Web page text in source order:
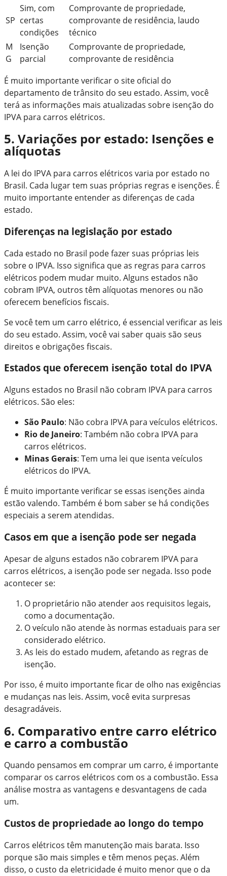
SP
Sim, com
certas
condições
Comprovante de propriedade,
comprovante de residência, laudo
técnico
M
G
Isenção
parcial
Comprovante de propriedade,
comprovante de residência
É muito importante verificar o site oficial do
departamento de trânsito do seu estado. Assim, você
terá as informações mais atualizadas sobre isenção do
IPVA para carros elétricos.
5. Variações por estado: Isenções e
alíquotas
A lei do IPVA para carros elétricos varia por estado no
Brasil. Cada lugar tem suas próprias regras e isenções. É
muito importante entender as diferenças de cada
estado.
Diferenças na legislação por estado
Cada estado no Brasil pode fazer suas próprias leis
sobre o IPVA. Isso significa que as regras para carros
elétricos podem mudar muito. Alguns estados não
cobram IPVA, outros têm alíquotas menores ou não
oferecem benefícios fiscais.
Se você tem um carro elétrico, é essencial verificar as leis
do seu estado. Assim, você vai saber quais são seus
direitos e obrigações fiscais.
Estados que oferecem isenção total do IPVA
Alguns estados no Brasil não cobram IPVA para carros
elétricos. São eles:
São Paulo: Não cobra IPVA para veículos elétricos.
Rio de Janeiro: Também não cobra IPVA para
carros elétricos.
Minas Gerais: Tem uma lei que isenta veículos
elétricos do IPVA.
É muito importante verificar se essas isenções ainda
estão valendo. Também é bom saber se há condições
especiais a serem atendidas.
Casos em que a isenção pode ser negada
Apesar de alguns estados não cobrarem IPVA para
carros elétricos, a isenção pode ser negada. Isso pode
acontecer se:
O proprietário não atender aos requisitos legais,
como a documentação.
O veículo não atende às normas estaduais para ser
considerado elétrico.
As leis do estado mudem, afetando as regras de
isenção.
Por isso, é muito importante ficar de olho nas exigências
e mudanças nas leis. Assim, você evita surpresas
desagradáveis.
6. Comparativo entre carro elétrico
e carro a combustão
Quando pensamos em comprar um carro, é importante
comparar os carros elétricos com os a combustão. Essa
análise mostra as vantagens e desvantagens de cada
um.
Custos de propriedade ao longo do tempo
Carros elétricos têm manutenção mais barata. Isso
porque são mais simples e têm menos peças. Além
disso, o custo da eletricidade é muito menor que o da